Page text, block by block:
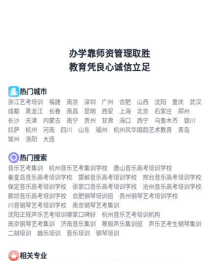
办学靠师资管理取胜
教育凭良心诚信立足
热门城市
浙江艺考培训 福建 南京 深圳 广州 合肥 山西 沈阳 重庆
武汉
成都
黑龙江 长春 南昌 昆明 西安 上海 北京 石家庄
郑州
长沙
天津 内蒙古 南宁 贵州 甘肃 海口 西宁 乌鲁木齐
银川
拉萨
杭州 河南 四川 山东 福州 杭州风华国韵艺术教育
青岛
常州
洛阳 大连
热门搜索
音乐艺考集训 杭州音乐艺考集训学校
唐山音乐高考培训学校
秦皇岛音乐高考培训学校
邯郸音乐高考培训学校
邢台音乐高考培训学校
保定音乐高考培训学校
张家口音乐高考培训学校
沧州音乐高考培训学校
廊坊音乐高考培训学校
合肥钢琴培训班
贵州钢琴艺考培训学校
川音钢琴艺考培训学校
南京钢琴艺考集训
沈阳正规声乐艺考培训哪家口碑好
杭州音乐艺考培训机构
南京钢琴艺考集训
济南音乐集训 寒假声乐集训班
声乐艺考生钢琴集训
二胡培训
器乐培训 音乐培训 钢琴培训
相关专业